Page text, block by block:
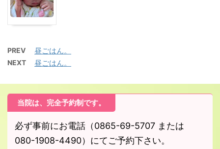
PREV 昼ごはん。
NEXT 昼ごはん。
当院は、完全予約制です。
必ず事前にお電話（0865-69-5707 または
080-1908-4490）にてご予約下さい。